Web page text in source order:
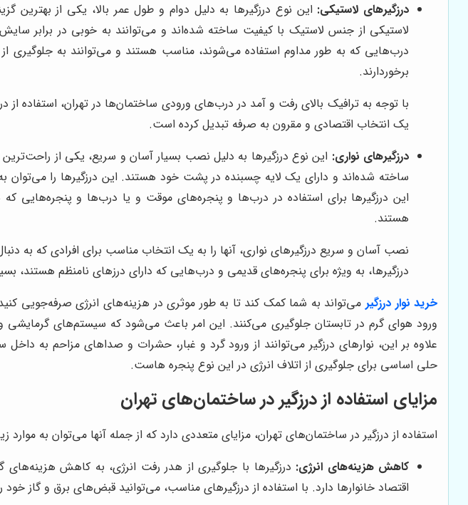
درزگیرهای لاستیکی: این نوع درزگیرها به دلیل دوام و طول عمر بالا، یکی از
لاستیکی از جنس لاستیک با کیفیت ساخته شده‌اند و می‌توانند به خوبی در برابر
برخوردارند.
با توجه به ترافیک بالای رفت و آمد در درب‌های ورودی ساختمان‌ها در تهران، استفاده از
یک انتخاب اقتصادی و مقرون به صرفه تبدیل کرده است.
درزگیرهای نواری: این نوع درزگیرها به دلیل نصب بسیار آسان و سریع، یکی از
ساخته شده‌اند و دارای یک لایه چسبنده در پشت خود هستند. این درزگیرها را
این درزگیرها برای استفاده در درب‌ها و پنجره‌های موقت و یا درب‌ها و پنجره‌هایی
هستند.
نصب آسان و سریع درزگیرهای نواری، آنها را به یک انتخاب مناسب برای افرادی که به
درزگیرها، به ویژه برای پنجره‌های قدیمی و درب‌هایی که دارای درزهای نامنظم هستند،
خرید نوار درزگیر می‌تواند به شما کمک کند تا به طور موثری در هزینه‌های انرژی صرفه‌جویی
ورود هوای گرم در تابستان جلوگیری می‌کنند. این امر باعث می‌شود که سیستم‌های
علاوه بر این، نوارهای درزگیر می‌توانند از ورود گرد و غبار، حشرات و صداهای مزاحم به
حلی اساسی برای جلوگیری از اتلاف انرژی در این نوع پنجره هاست.
مزایای استفاده از درزگیر در ساختمان‌های تهران
استفاده از درزگیر در ساختمان‌های تهران، مزایای متعددی دارد که از جمله آنها می‌توان به موارد
کاهش هزینه‌های انرژی: درزگیرها با جلوگیری از هدر رفت انرژی، به کاهش
اقتصاد خانوارها دارد. با استفاده از درزگیرهای مناسب، می‌توانید قبض‌های برق و گاز